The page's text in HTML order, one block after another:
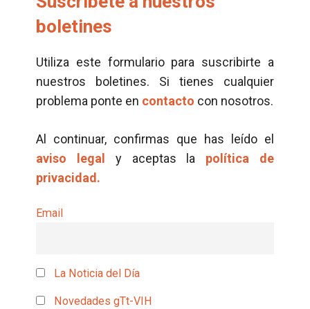
boletines
Utiliza este formulario para suscribirte a
nuestros boletines. Si tienes cualquier
problema ponte en contacto con nosotros.
Al continuar, confirmas que has leído el
aviso legal
y aceptas la política de
privacidad.
Email
La Noticia del Día
Novedades gTt-VIH